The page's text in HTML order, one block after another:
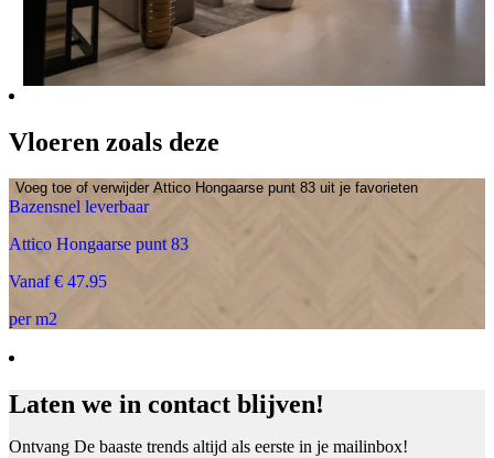
Vloeren zoals deze
Voeg toe of verwijder Attico Hongaarse punt 83 uit je favorieten
Bazensnel leverbaar
Attico Hongaarse punt 83
Vanaf € 47.95
per m2
Laten we in contact blijven!
Ontvang De baaste trends altijd als eerste in je mailinbox!